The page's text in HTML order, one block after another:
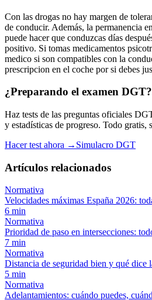
Con las drogas no hay margen de
de conducir. Además, la permanencia
puede hacer que conduzcas días
positivo. Si tomas medicamentos
medico si son compatibles con la
prescripcion en el coche por si debes
¿Preparando el examen DGT?
Haz tests de las preguntas oficiales
y estadísticas de progreso. Todo gratis,
Hacer test ahora → Simulacro DGT
Artículos relacionados
Normativa
Velocidades máximas España 2026:
6 min
Normativa
Prioridad de paso en intersecciones:
7 min
Normativa
Distancia de seguridad bien y qué dice
5 min
Normativa
Adelantamientos: cuándo puedes,